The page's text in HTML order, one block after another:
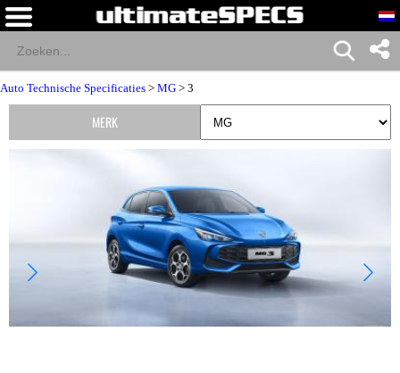
Auto Technische Specificaties > MG > 3
MERK